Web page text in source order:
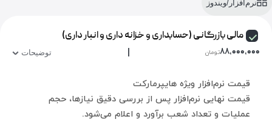
نرم‌افزار/ویندوز
مالی بازرگانی (حسابداری و خزانه داری و انبار داری)
۸۸,۰۰۰,۰۰۰تومان | توضیحات
قیمت نرم‌افزار ویژه هایپرمارکت
قیمت نهایی نرم‌افزار پس از بررسی دقیق نیازها، حجم
عملیات و تعداد شعب برآورد و اعلام می‌شود.